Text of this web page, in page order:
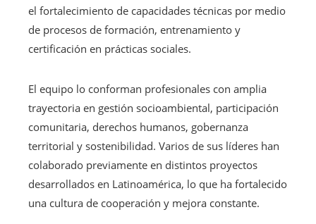
el fortalecimiento de capacidades técnicas por medio
de procesos de formación, entrenamiento y
certificación en prácticas sociales.
El equipo lo conforman profesionales con amplia
trayectoria en gestión socioambiental, participación
comunitaria, derechos humanos, gobernanza
territorial y sostenibilidad. Varios de sus líderes han
colaborado previamente en distintos proyectos
desarrollados en Latinoamérica, lo que ha fortalecido
una cultura de cooperación y mejora constante.